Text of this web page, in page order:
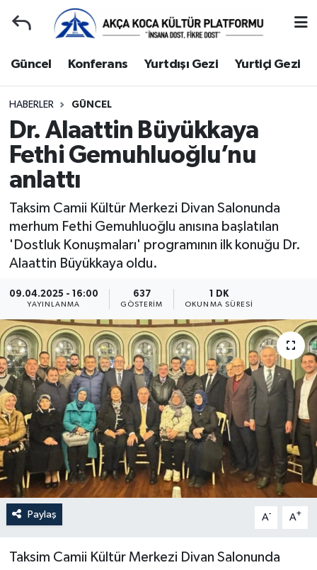
Güncel Konferans Yurtdışı Gezi Yurtiçi Gezi
HABERLER GÜNCEL
Dr. Alaattin Büyükkaya
Fethi Gemuhluoğlu’nu
anlattı
Taksim Camii Kültür Merkezi Divan Salonunda
merhum Fethi Gemuhluoğlu anısına başlatılan
'Dostluk Konuşmaları' programının ilk konuğu Dr.
Alaattin Büyükkaya oldu.
09.04.2025 - 16:00
YAYINLANMA
637
GÖSTERIM
1 DK
OKUNMA SÜRESI
Paylaş A- A+
Taksim Camii Kültür Merkezi Divan Salonunda
Gençlerle Başbaşa
Güncel
Konferans
Yurtiçi Gezi
Ziyaretler
Hakkımızda
Yönetim Kurulu
Yüksek İstişare Kurulu
Sanat
Kocaeli Hava Durumu
Kocaeli Namaz Vakitleri
Kocaeli Trafik Yoğunluk Haritası
Tüm Manşetler
Son Dakika Haberleri
Haber Arşivi